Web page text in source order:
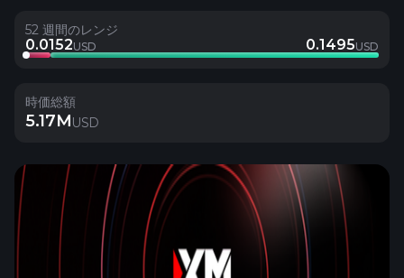
52 週間のレンジ
0.0152USD 0.1495USD
時価総額
5.17MUSD